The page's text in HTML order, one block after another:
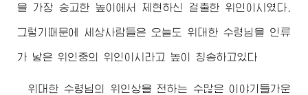
을 가장 숭고한 높이에서 체현하신 걸출한 위인이시였다.
그렇기때문에 세상사람들은 오늘도 위대한 수령님을 인류
가 낳은 위인중의 위인이시라고 높이 칭송하고있다
위대한 수령님의 위인상을 전하는 수많은 이야기들가운